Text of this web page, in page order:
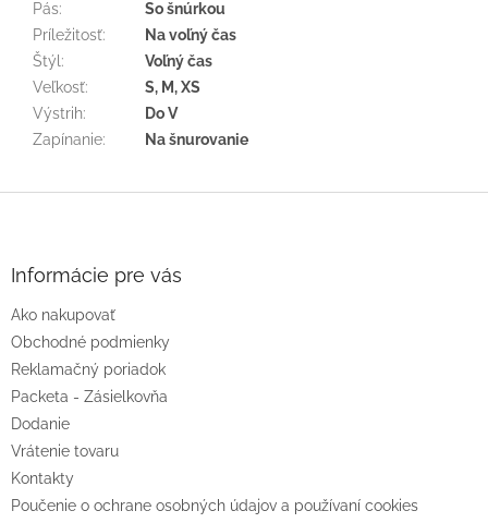
Pás:
So šnúrkou
Príležitosť:
Na voľný čas
Štýl:
Voľný čas
Veľkosť:
S, M, XS
Výstrih:
Do V
Zapínanie: Na šnurovanie
e
Informácie pre vás
Ako nakupovať
Obchodné podmienky
Reklamačný poriadok
Packeta - Zásielkovňa
Dodanie
Vrátenie tovaru
Kontakty
Poučenie o ochrane osobných údajov a používaní cookies